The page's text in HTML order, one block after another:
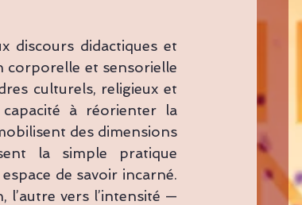
discours didactiques et
corporelle et sensorielle
culturels, religieux et
à réorienter la
des dimensions
la simple pratique
de savoir incarné.
l’autre vers l’intensité —